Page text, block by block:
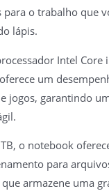
para o trabalho que
lápis.
Intel Core
um
jogos, garantindo
o notebook
para
armazene uma